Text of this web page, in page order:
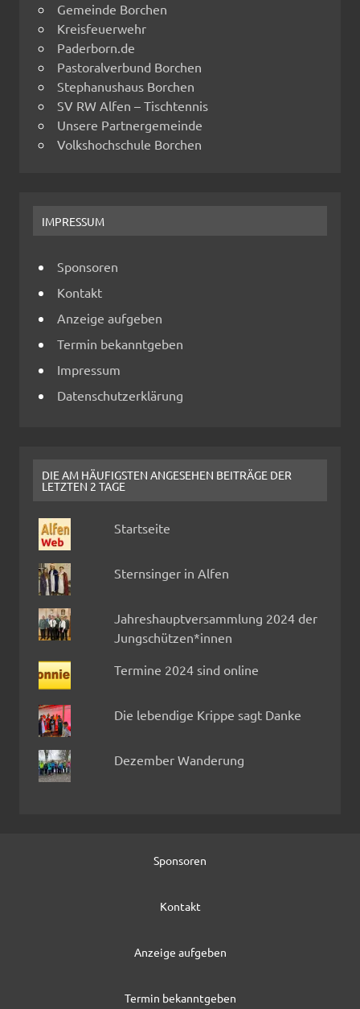
Gemeinde Borchen
Kreisfeuerwehr
Paderborn.de
Pastoralverbund Borchen
Stephanushaus Borchen
SV RW Alfen – Tischtennis
Unsere Partnergemeinde
Volkshochschule Borchen
IMPRESSUM
Sponsoren
Kontakt
Anzeige aufgeben
Termin bekanntgeben
Impressum
Datenschutzerklärung
DIE AM HÄUFIGSTEN ANGESEHEN BEITRÄGE DER
LETZTEN 2 TAGE
Startseite
Sternsinger in Alfen
Jahreshauptversammlung 2024 der
Jungschützen*innen
Termine 2024 sind online
Die lebendige Krippe sagt Danke
Dezember Wanderung
Sponsoren
Kontakt
Anzeige aufgeben
Termin bekanntgeben